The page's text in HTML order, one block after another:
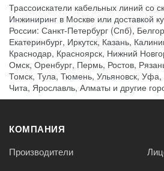
Трассоискатели кабельных линий со
Инжиниринг в Москве или доставкой
России: Санкт-Петербург (Спб),
Екатеринбург, Иркутск, Казань,
Краснодар, Красноярск, Нижний
Омск, Оренбург, Пермь, Ростов,
Томск, Тула, Тюмень, Ульяновск,
Чита, Ярославль, Алматы и другие
КОМПАНИЯ
Производители